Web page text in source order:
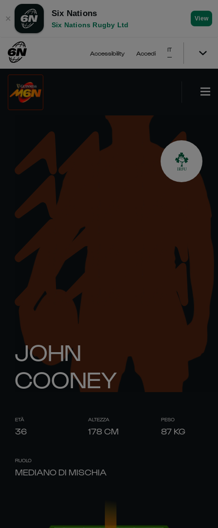
✕
Six Nations
Six Nations Rugby Ltd
View
Accessibility Accedi
IT
JOHN
COONEY
ETÀ
36
ALTEZZA
178CM
PESO
87 KG
RUOLO
MEDIANO DI MISCHIA